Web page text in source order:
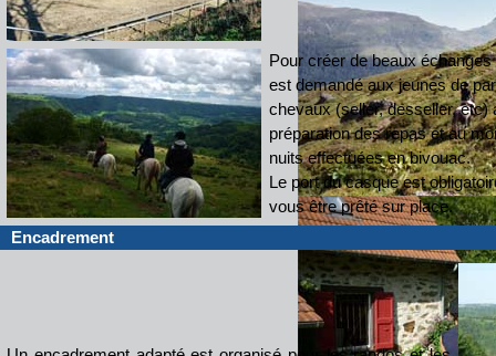
Pour créer de beaux
est demandé aux jeunes de
chevaux (seller, desseller, etc)
préparation des repas et au
nuits effectuées en bivouac.
Le port du casque est
vous être prêté sur place.
Encadrement